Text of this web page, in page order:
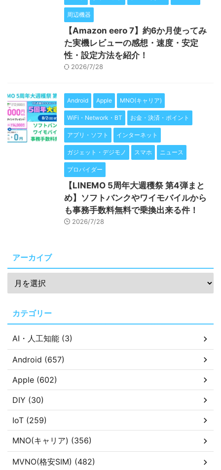
周辺機器
【Amazon eero 7】約6か月使ってみ
た実機レビューの感想・速度・安定
性・設定方法を紹介！
2026/7/28
Android Apple MNO(キャリア)
WiFi・Network・BT お金・決済・ポイント
アプリ・ソフト インターネット
ガジェット・デジモノ スマホ ニュース
プロバイダー
【LINEMO 5周年大週穫祭 第4弾まと
め】ソフトバンクやワイモバイルから
も事務手数料無料で乗換出来る件！
2026/7/28
アーカイブ
カテゴリー
AI・人工知能 (3)
Android (657)
Apple (602)
DIY (30)
IoT (259)
MNO(キャリア) (356)
MVNO(格安SIM) (482)